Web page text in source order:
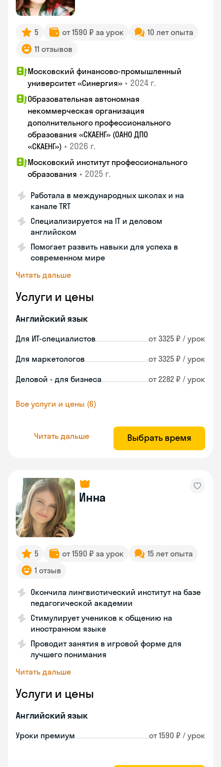
5 от 1590 ₽ за урок
10 лет опыта
11 отзывов
Московский финансово-промышленный
университет «Синергия» • 2024 г.
Образовательная автономная
некоммерческая организация
дополнительного профессионального
образования «СКАЕНГ» (ОАНО ДПО
«СКАЕНГ») • 2026 г.
Московский институт профессионального
образования • 2025 г.
Работала в международных школах и на
канале TRT
Специализируется на IT и деловом
английском
Помогает развить навыки для успеха в
современном мире
Читать дальше
Услуги и цены
Английский язык
Для ИТ-специалистов от 3325 ₽ / урок
Для маркетологов от 3325 ₽ / урок
Деловой - для бизнеса от 2282 ₽ / урок
Все услуги и цены (6)
Читать дальше Выбрать время
Инна
5 от 1590 ₽ за урок
15 лет опыта
1 отзыв
Окончила лингвистический институт на базе
педагогической академии
Стимулирует учеников к общению на
иностранном языке
Проводит занятия в игровой форме для
лучшего понимания
Читать дальше
Услуги и цены
Английский язык
Уроки премиум от 1590 ₽ / урок